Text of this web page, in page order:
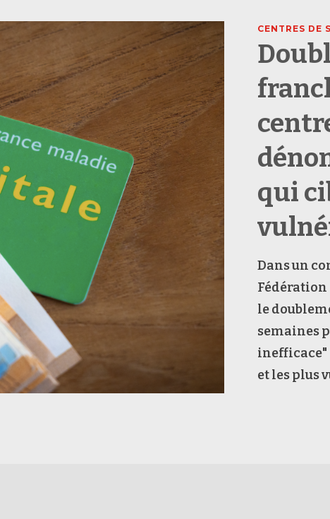
CENTRES DE
qui
Dans un
Fédération
le
semaines
inefficace"
et les plus